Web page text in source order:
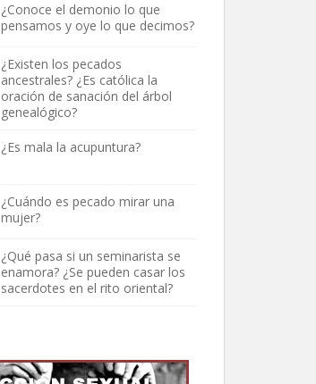
¿Conoce el demonio lo que
pensamos y oye lo que decimos?
¿Existen los pecados
ancestrales? ¿Es católica la
oración de sanación del árbol
genealógico?
¿Es mala la acupuntura?
¿Cuándo es pecado mirar una
mujer?
¿Qué pasa si un seminarista se
enamora? ¿Se pueden casar los
sacerdotes en el rito oriental?